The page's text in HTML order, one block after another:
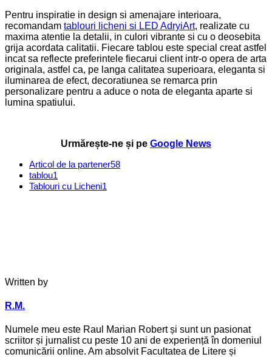
Pentru inspiratie in design si amenajare interioara,
recomandam tablouri licheni si LED AdryiArt, realizate cu
maxima atentie la detalii, in culori vibrante si cu o deosebita
grija acordata calitatii. Fiecare tablou este special creat astfel
incat sa reflecte preferintele fiecarui client intr-o opera de arta
originala, astfel ca, pe langa calitatea superioara, eleganta si
iluminarea de efect, decoratiunea se remarca prin
personalizare pentru a aduce o nota de eleganta aparte si
lumina spatiului.
Urmărește-ne și pe Google News
Articol de la partener58
tablou1
Tablouri cu Licheni1
Written by
R.M.
Numele meu este Raul Marian Robert și sunt un pasionat
scriitor și jurnalist cu peste 10 ani de experiență în domeniul
comunicării online. Am absolvit Facultatea de Litere și